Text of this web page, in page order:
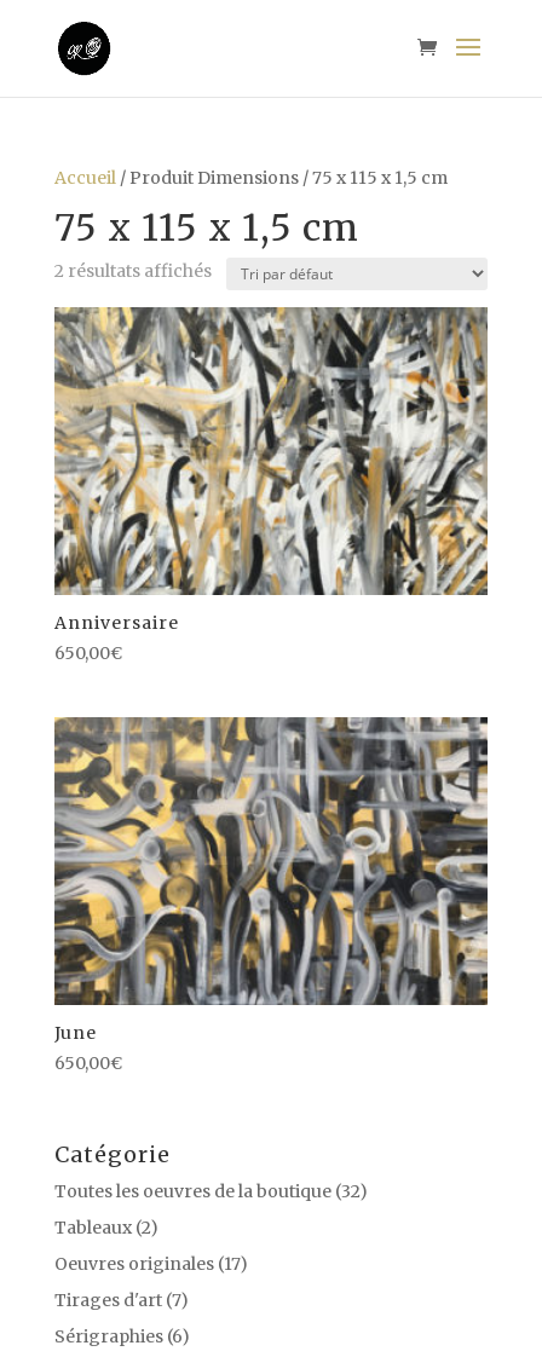
Accueil/ Produit Dimensions / 75 x 115 x 1,5 cm
75 x 115 x 1,5 cm
2 résultats affichés
Anniversaire
650,00€
June
650,00€
Catégorie
Toutes les oeuvres de la boutique (32)
Tableaux (2)
Oeuvres originales (17)
Tirages d'art (7)
Sérigraphies (6)